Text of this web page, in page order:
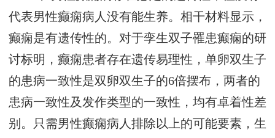
代表男性癫痫病人没有能生养。相干材料显示，
癫痫是有遗传性的。对于孪生双子罹患癫痫的研
讨标明，癫痫患者存在遗传易理性，单卵双生子
的患病一致性是双卵双生子的6倍摆布，两者的
患病一致性及发作类型的一致性，均有卓着性差
别。只需男性癫痫病人排除以上的可能要素，生